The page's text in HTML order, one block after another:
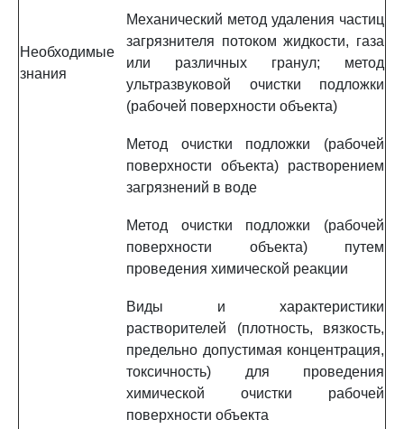
Необходимые
знания
Механический метод удаления частиц
загрязнителя потоком жидкости, газа
или различных гранул; метод
ультразвуковой очистки подложки
(рабочей поверхности объекта)
Метод очистки подложки (рабочей
поверхности объекта) растворением
загрязнений в воде
Метод очистки подложки (рабочей
поверхности объекта) путем
проведения химической реакции
Виды и характеристики
растворителей (плотность, вязкость,
предельно допустимая концентрация,
токсичность) для проведения
химической очистки рабочей
поверхности объекта